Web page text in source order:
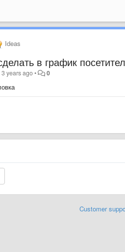
Ideas
в график
3 years ago• 0
Customer